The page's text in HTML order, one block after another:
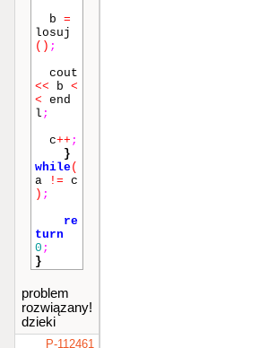
b =
losuj
() ;
cout
<< b <
< end
l ;
c++ ;
}
while(
a
!= c
) ;
re
turn
0 ;
}
problem
rozwiązany!
dzieki
P-112461